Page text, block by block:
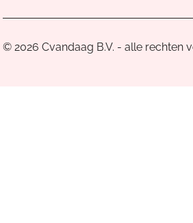
© 2026 Cvandaag B.V. - alle rechten